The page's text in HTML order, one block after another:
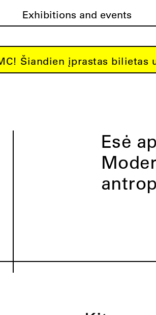
Exhibitions and events
Šiandien įprastas bilietas
Esė